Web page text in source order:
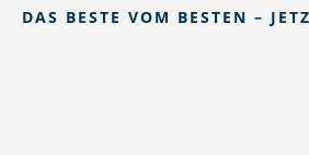
DAS BESTE VOM BESTEN –